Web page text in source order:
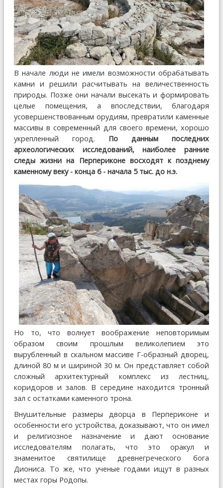
В начале люди не имели возможности обрабатывать
камни и решили расчитывать на величественность
природы. Позже они начали высекать и формировать
целые помещения, а впоследствии, благодаря
усовершенствованным орудиям, превратили каменные
массивы в современный для своего времени, хорошо
укрепленный город. По данным последних
археологических исследований, наиболее ранние
следы жизни на Перпериконе восходят к позднему
каменному веку - конца 6 - начала 5 тыс. до н.э.
Но то, что волнует воображение неповторимым
образом своим прошлым великолепием это
вырубленный в скальном массиве Г-образный дворец,
длиной 80 м и шириной 30 м. Он представляет собой
сложный архитектурный комплекс из лестниц,
коридоров и залов. В середине находится тронный
зал с остатками каменного трона.
Внушительные размеры дворца в Перпериконе и
особенности его устройства, доказывают, что он имел
и религиозное назначение и дают основание
исследователям полагать, что это оракул и
знаменитое святилище древнегреческого бога
Диониса. То же, что ученые годами ищут в разных
местах горы Родопы.